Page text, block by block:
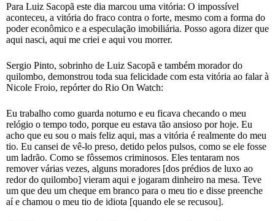
Para Luiz Sacopã este dia marcou uma vitória: O impossível
aconteceu, a vitória do fraco contra o forte, mesmo com a forma do
poder econômico e a especulação imobiliária. Posso agora dizer que
aqui nasci, aqui me criei e aqui vou morrer.
Sergio Pinto, sobrinho de Luiz Sacopã e também morador do
quilombo, demonstrou toda sua felicidade com esta vitória ao falar à
Nicole Froio, repórter do Rio On Watch:
Eu trabalho como guarda noturno e eu ficava checando o meu
relógio o tempo todo, porque eu estava tão ansioso por hoje. Eu
acho que eu sou o mais feliz aqui, mas a vitória é realmente do meu
tio. Eu cansei de vê-lo preso, detido pelos pulsos, como se ele fosse
um ladrão. Como se fôssemos criminosos. Eles tentaram nos
remover várias vezes, alguns moradores [dos prédios de luxo ao
redor do quilombo] vieram aqui e jogaram dinheiro na mesa. Teve
um que deu um cheque em branco para o meu tio e disse preenche
aí e chamou o meu tio de idiota [quando ele se recusou].